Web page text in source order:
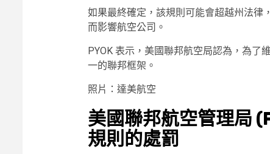
如果最終確定，該規則可能會超越州法律
而影響航空公司。
PYOK 表示，美國聯邦航空局認為，為了
一的聯邦框架。
照片：達美航空
美國聯邦航空管理局
規則的處罰